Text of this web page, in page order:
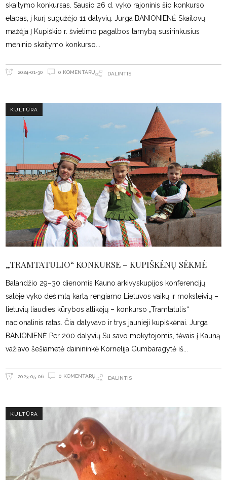
skaitymo konkursas. Sausio 26 d. vyko rajoninis šio konkurso
etapas, į kurį sugužėjo 11 dalyvių. Jurga BANIONIENĖ Skaitovų
mažėja Į Kupiškio r. švietimo pagalbos tarnybą susirinkusius
meninio skaitymo konkurso
2024-01-30 0 KOMENTARŲ DALINTIS
KULTŪRA
„TRAMTATULIO“ KONKURSE – KUPIŠKĖNŲ SĖKMĖ
Balandžio 29–30 dienomis Kauno arkivyskupijos konferencijų
salėje vyko dešimtą kartą rengiamo Lietuvos vaikų ir moksleivių –
lietuvių liaudies kūrybos atlikėjų – konkurso „Tramtatulis“
nacionalinis ratas. Čia dalyvavo ir trys jaunieji kupiškėnai. Jurga
BANIONIENĖ Per 200 dalyvių Su savo mokytojomis, tėvais į Kauną
važiavo šešiametė dainininkė Kornelija Gumbaragytė iš
2023-05-06 0 KOMENTARŲ DALINTIS
KULTŪRA